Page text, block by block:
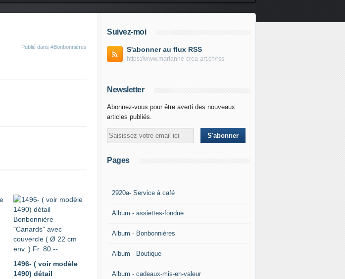
Publié dans #Bonbonnières
1496- ( voir modèle
1490) détail
Suivez-moi
S'abonner au flux RSS
https://www.marianne-crea-art.ch/rss
Newsletter
Abonnez-vous pour être averti des nouveaux
articles publiés.
Pages
2920a- Service à café
Album - assiettes-fondue
Album - Bonbonnières
Album - Boutique
Album - cadeaux-mis-en-valeur